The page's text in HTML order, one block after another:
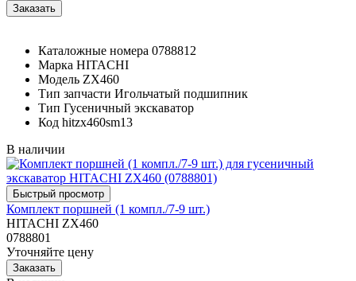
Каталожные номера 0788812
Марка HITACHI
Модель ZX460
Тип запчасти Игольчатый подшипник
Тип Гусеничный экскаватор
Код hitzx460sm13
В наличии
Комплект поршней (1 компл./7-9 шт.)
HITACHI ZX460
0788801
Уточняйте цену